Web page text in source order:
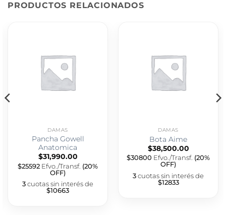
PRODUCTOS RELACIONADOS
DAMAS
Pancha Gowell
Anatomica
$31,990.00
$25592 Efvo./Transf. (20%
OFF)
3cuotas sin interés de
$10663
DAMAS
Bota Aime
$38,500.00
$30800 Efvo./Transf. (20%
OFF)
3cuotas sin interés de
$12833